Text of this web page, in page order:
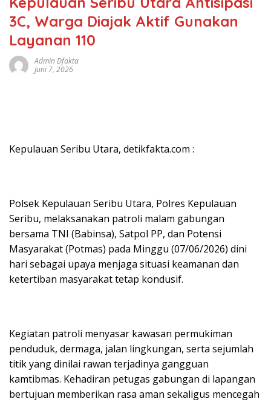
3C, Warga Diajak Aktif Gunakan
Layanan 110
Admin Dfakta
Juni 7, 2026
Kepulauan Seribu Utara, detikfakta.com :
Polsek Kepulauan Seribu Utara, Polres Kepulauan
Seribu, melaksanakan patroli malam gabungan
bersama TNI (Babinsa), Satpol PP, dan Potensi
Masyarakat (Potmas) pada Minggu (07/06/2026) dini
hari sebagai upaya menjaga situasi keamanan dan
ketertiban masyarakat tetap kondusif.
Kegiatan patroli menyasar kawasan permukiman
penduduk, dermaga, jalan lingkungan, serta sejumlah
titik yang dinilai rawan terjadinya gangguan
kamtibmas. Kehadiran petugas gabungan di lapangan
bertujuan memberikan rasa aman sekaligus mencegah